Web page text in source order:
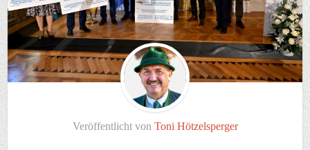
Veröffentlicht von Toni Hötzelsperger